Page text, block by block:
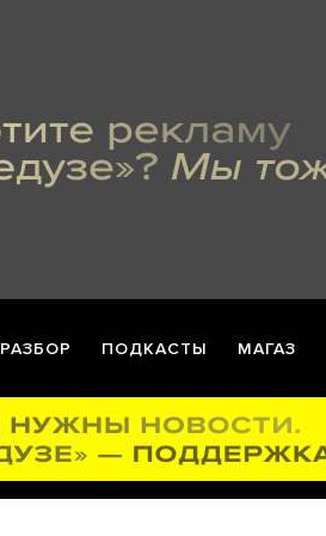
РАЗБОР ПОДКАСТЫ МАГАЗ